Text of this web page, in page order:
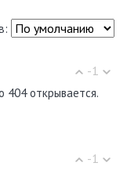
-1
404 открывается.
-1